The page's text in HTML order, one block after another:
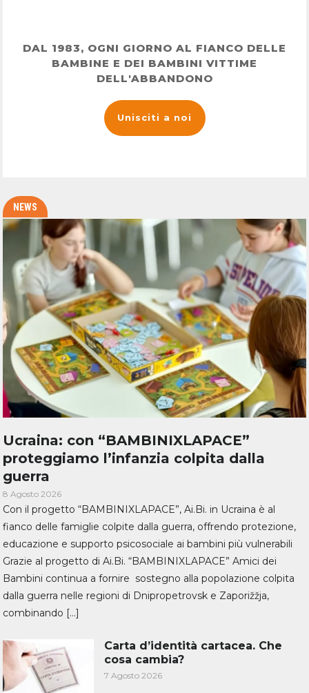
DAL 1983, OGNI GIORNO AL FIANCO DELLE
BAMBINE E DEI BAMBINI VITTIME
DELL'ABBANDONO
Unisciti a noi
NEWS
Ucraina: con “BAMBINIXLAPACE”
proteggiamo l’infanzia colpita dalla
guerra
8 Agosto 2026
Con il progetto “BAMBINIXLAPACE”, Ai.Bi. in Ucraina è al
fianco delle famiglie colpite dalla guerra, offrendo protezione,
educazione e supporto psicosociale ai bambini più vulnerabili
Grazie al progetto di Ai.Bi. “BAMBINIXLAPACE” Amici dei
Bambini continua a fornire sostegno alla popolazione colpita
dalla guerra nelle regioni di Dnipropetrovsk e Zaporižžja,
combinando […]
Carta d’identità cartacea. Che
cosa cambia?
7 Agosto 2026